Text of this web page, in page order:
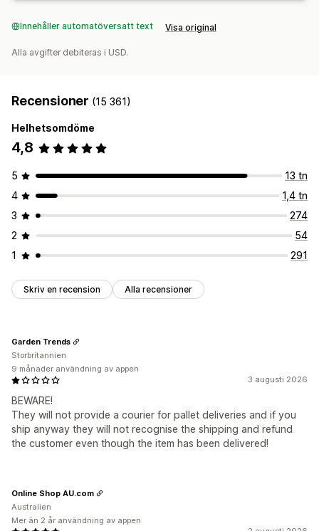
Konverteringsspårning Kostnad per förvärv
Instrumentpaneler
Antal visningar
Innehåller automatöversatt text Visa original
Alla avgifter debiteras i USD.
Recensioner (15 361)
Helhetsomdöme
4,8
5
13 tn
4
1,4 tn
3
274
2
54
1
291
Skriv en recension Alla recensioner
3 augusti 2026
BEWARE!
They will not provide a courier for pallet deliveries and if you
ship anyway they will not recognise the shipping and refund
the customer even though the item has been delivered!
Garden Trends
Storbritannien
9 månader användning av appen
Online Shop AU.com
Australien
Mer än 2 år användning av appen